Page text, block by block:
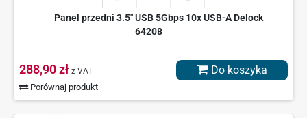
Panel przedni 3.5" USB 5Gbps 10x USB-A Delock
64208
288,90 zł z VAT
Porównaj produkt
Do koszyka